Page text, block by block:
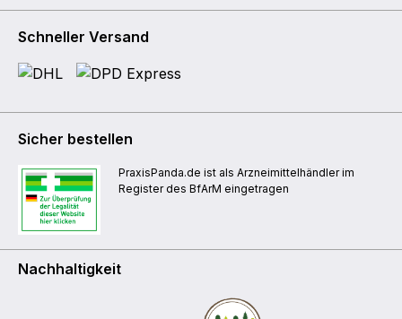
Schneller Versand
Sicher bestellen
PraxisPanda.de ist als Arzneimittelhändler im
Register des BfArM eingetragen
Nachhaltigkeit